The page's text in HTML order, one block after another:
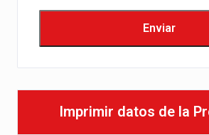
Imprimir datos de la